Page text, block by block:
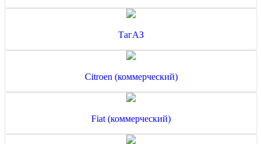
ТагАЗ
Citroen (коммерческий)
Fiat (коммерческий)